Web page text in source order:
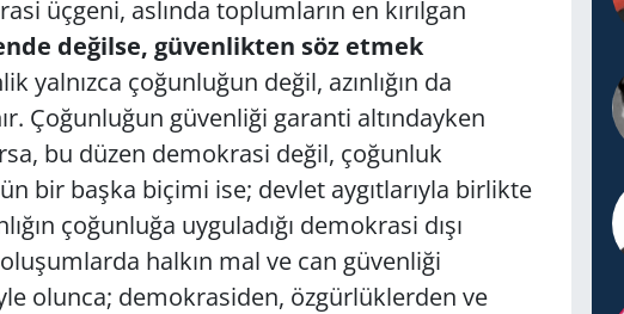
üçgeni, aslında toplumların en kırılgan
değilse, güvenlikten söz etmek
yalnızca çoğunluğun değil, azınlığın da
Çoğunluğun güvenliği garanti altındayken
bu düzen demokrasi değil, çoğunluk
bir başka biçimi ise; devlet aygıtlarıyla birlikte
çoğunluğa uyguladığı demokrasi dışı
halkın mal ve can güvenliği
olunca; demokrasiden, özgürlüklerden ve